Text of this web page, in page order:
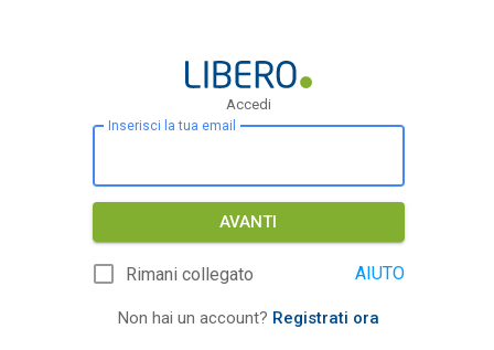
Accedi
Inserisci la tua email
AVANTI
Rimani collegato AIUTO
Non hai un account? Registrati ora